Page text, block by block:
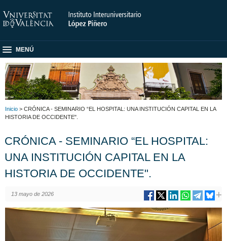
MENÚ
Inicio > CRÓNICA - SEMINARIO “EL HOSPITAL: UNA INSTITUCIÓN CAPITAL EN LA
HISTORIA DE OCCIDENTE".
CRÓNICA - SEMINARIO “EL HOSPITAL:
UNA INSTITUCIÓN CAPITAL EN LA
HISTORIA DE OCCIDENTE".
13 mayo de 2026